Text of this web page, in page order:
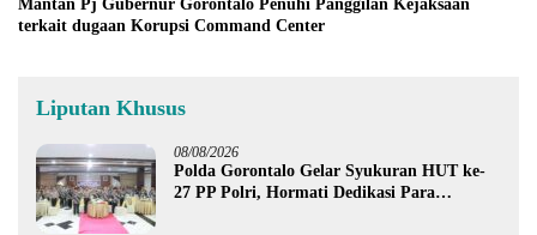
Mantan Pj Gubernur Gorontalo Penuhi Panggilan Kejaksaan
terkait dugaan Korupsi Command Center
Liputan Khusus
08/08/2026
Polda Gorontalo Gelar Syukuran HUT ke-
27 PP Polri, Hormati Dedikasi Para